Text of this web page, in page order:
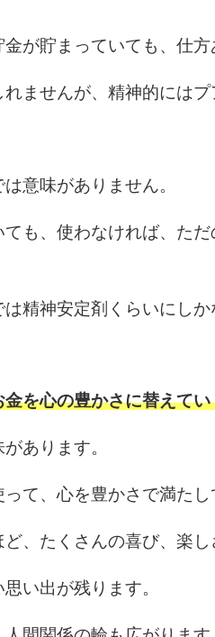
が貯まっていても、仕方
ませんが、精神的にはプ
意味がありません。
も、使わなければ、た
精神安定剤くらいにしか
を心の豊かさに替えて
あります。
て、心を豊かさで満たし
、たくさんの喜び、楽し
い出が残ります。